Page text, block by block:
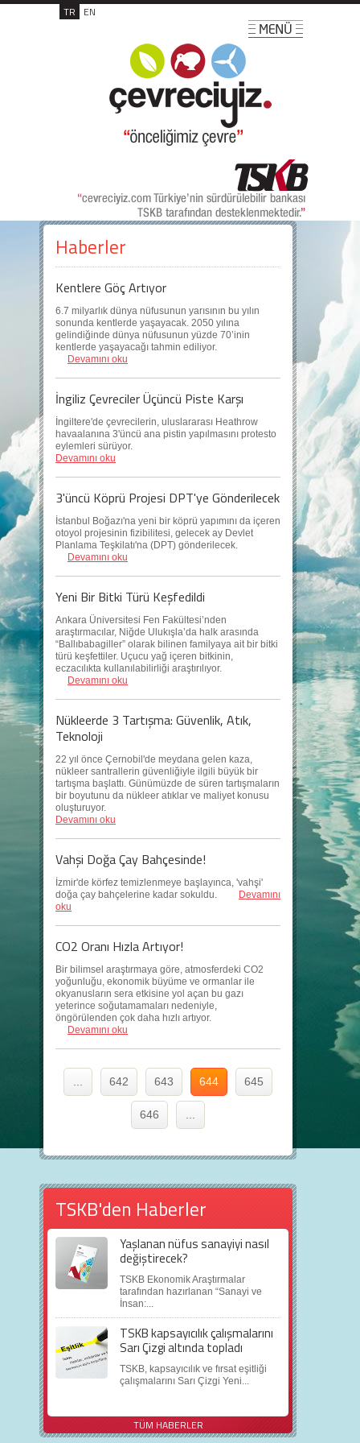
TR EN
Haberler
Kentlere Göç Artıyor
6.7 milyarlık dünya nüfusunun yarısının bu yılın
sonunda kentlerde yaşayacak. 2050 yılına
gelindiğinde dünya nüfusunun yüzde 70’inin
kentlerde yaşayacağı tahmin ediliyor.
Devamını oku
İngiliz Çevreciler Üçüncü Piste Karşı
İngiltere'de çevrecilerin, uluslararası Heathrow
havaalanına 3'üncü ana pistin yapılmasını protesto
eylemleri sürüyor.
Devamını oku
3'üncü Köprü Projesi DPT'ye Gönderilecek
İstanbul Boğazı'na yeni bir köprü yapımını da içeren
otoyol projesinin fizibilitesi, gelecek ay Devlet
Planlama Teşkilatı'na (DPT) gönderilecek.
Devamını oku
Yeni Bir Bitki Türü Keşfedildi
Ankara Üniversitesi Fen Fakültesi’nden
araştırmacılar, Niğde Ulukışla’da halk arasında
“Ballıbabagiller” olarak bilinen familyaya ait bir bitki
türü keşfettiler. Uçucu yağ içeren bitkinin,
eczacılıkta kullanılabilirliği araştırılıyor.
Devamını oku
Nükleerde 3 Tartışma: Güvenlik, Atık,
Teknoloji
22 yıl önce Çernobil'de meydana gelen kaza,
nükleer santrallerin güvenliğiyle ilgili büyük bir
tartışma başlattı. Günümüzde de süren tartışmaların
bir boyutunu da nükleer atıklar ve maliyet konusu
oluşturuyor.
Devamını oku
Vahşi Doğa Çay Bahçesinde!
İzmir'de körfez temizlenmeye başlayınca, 'vahşi'
doğa çay bahçelerine kadar sokuldu.
Devamını
oku
CO2 Oranı Hızla Artıyor!
Bir bilimsel araştırmaya göre, atmosferdeki CO2
yoğunluğu, ekonomik büyüme ve ormanlar ile
okyanusların sera etkisine yol açan bu gazı
yeterince soğutamamaları nedeniyle,
öngörülenden çok daha hızlı artıyor.
Devamını oku
642 643 644 645
646
TSKB'den Haberler
Yaşlanan nüfus sanayiyi nasıl
değiştirecek?
TSKB Ekonomik Araştırmalar
tarafından hazırlanan “Sanayi ve
İnsan:...
TSKB kapsayıcılık çalışmalarını
Sarı Çizgi altında topladı
TSKB, kapsayıcılık ve fırsat eşitliği
çalışmalarını Sarı Çizgi Yeni...
TÜM HABERLER